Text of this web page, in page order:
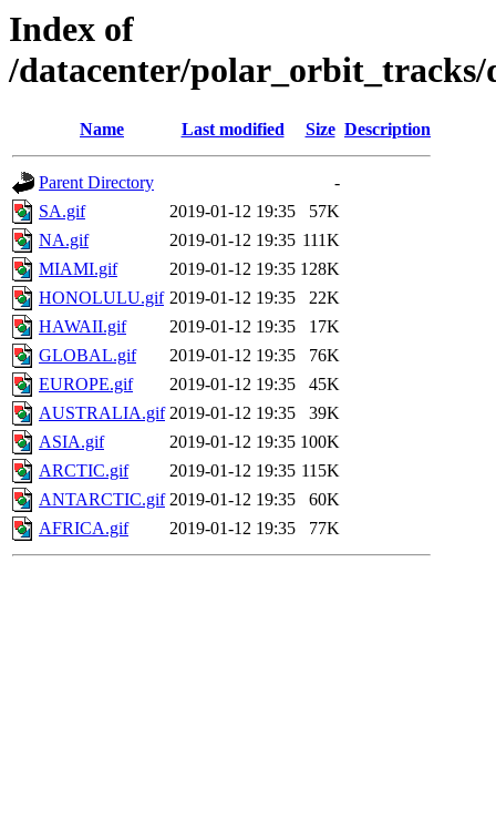
Index of
/datacenter/polar_orbit_tracks/
Name Last modified Size Description
Parent Directory
-
SA.gif
2019-01-12 19:35
57K
NA.gif
2019-01-12 19:35 111K
MIAMI.gif
2019-01-12 19:35 128K
HONOLULU.gif 2019-01-12 19:35
22K
HAWAII.gif
2019-01-12 19:35
17K
GLOBAL.gif
2019-01-12 19:35
76K
EUROPE.gif
2019-01-12 19:35
45K
AUSTRALIA.gif 2019-01-12 19:35
39K
ASIA.gif
2019-01-12 19:35 100K
ARCTIC.gif
2019-01-12 19:35 115K
ANTARCTIC.gif 2019-01-12 19:35
60K
AFRICA.gif
2019-01-12 19:35 77K